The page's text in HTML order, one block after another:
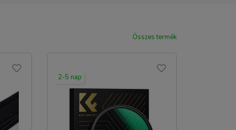
Összes termék
2-5 nap